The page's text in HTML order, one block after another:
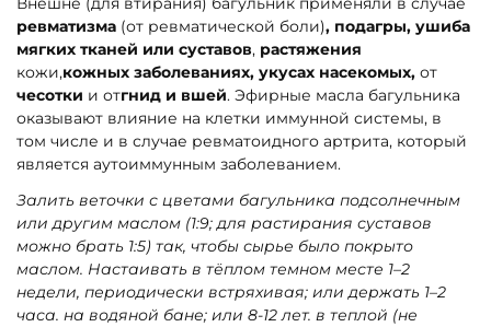
ревматизма (от ревматической боли), подагры, ушиба
мягких тканей или суставов, растяжения
кожи,кожных заболеваниях, укусах насекомых, от
чесотки и отгнид и вшей. Эфирные масла багульника
оказывают влияние на клетки иммунной системы, в
том числе и в случае ревматоидного артрита, который
является аутоиммунным заболеванием.
Залить веточки с цветами багульника подсолнечным
или другим маслом (1:9; для растирания суставов
можно брать 1:5) так, чтобы сырье было покрыто
маслом. Настаивать в тёплом темном месте 1–2
недели, периодически встряхивая; или держать 1–2
часа. на водяной бане; или 8-12 лет. в теплой (не